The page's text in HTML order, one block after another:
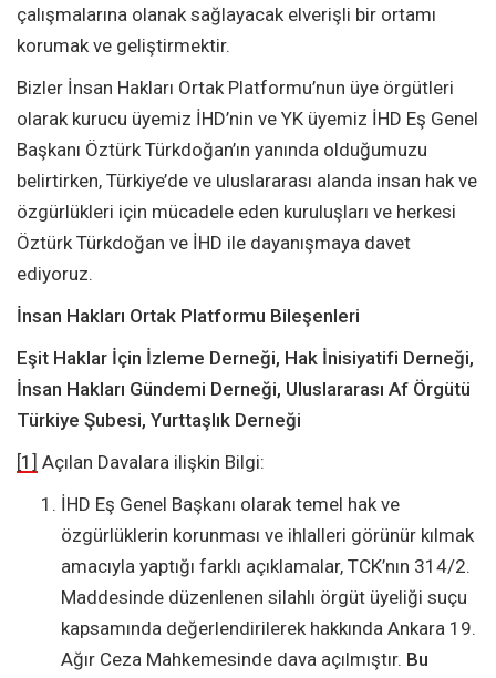
çalışmalarına olanak sağlayacak elverişli bir ortamı
korumak ve geliştirmektir.
Bizler İnsan Hakları Ortak Platformu’nun üye örgütleri
olarak kurucu üyemiz İHD’nin ve YK üyemiz İHD Eş Genel
Başkanı Öztürk Türkdoğan’ın yanında olduğumuzu
belirtirken, Türkiye’de ve uluslararası alanda insan hak ve
özgürlükleri için mücadele eden kuruluşları ve herkesi
Öztürk Türkdoğan ve İHD ile dayanışmaya davet
ediyoruz.
İnsan Hakları Ortak Platformu Bileşenleri
Eşit Haklar İçin İzleme Derneği, Hak İnisiyatifi Derneği,
İnsan Hakları Gündemi Derneği, Uluslararası Af Örgütü
Türkiye Şubesi, Yurttaşlık Derneği
[1] Açılan Davalara ilişkin Bilgi:
İHD Eş Genel Başkanı olarak temel hak ve
özgürlüklerin korunması ve ihlalleri görünür kılmak
amacıyla yaptığı farklı açıklamalar, TCK’nın 314/2.
Maddesinde düzenlenen silahlı örgüt üyeliği suçu
kapsamında değerlendirilerek hakkında Ankara 19.
Ağır Ceza Mahkemesinde dava açılmıştır. Bu